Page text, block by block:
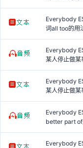
Everybody
词all too的用
Everybody
某人停止做
Everybody
某人停止做
Everybody
better part
Everybody